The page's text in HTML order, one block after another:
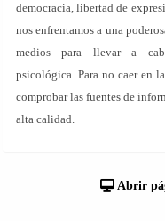
democracia, libertad de
nos enfrentamos a una
medios para llevar a
psicológica. Para no caer en
comprobar las fuentes de
alta calidad.
Abrir